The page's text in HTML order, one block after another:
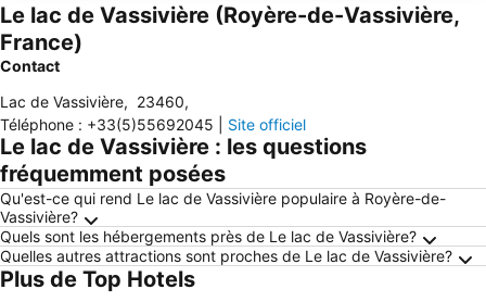
Le lac de Vassivière (Royère-de-Vassivière,
France)
Contact
Lac de Vassivière, 23460,
Téléphone : +33(5)55692045 Site officiel
Le lac de Vassivière : les questions
fréquemment posées
Qu'est-ce qui rend Le lac de Vassivière populaire à Royère-de-
Vassivière?
Quels sont les hébergements près de Le lac de Vassivière?
Quelles autres attractions sont proches de Le lac de Vassivière?
Plus de Top Hotels